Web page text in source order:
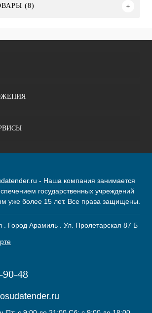
(8)
- Наша компания занимается
государственных учреждений
уже более 15 лет. Все права защищены.
. Город Арамиль . Ул. Пролетарская 87 Б
90-48